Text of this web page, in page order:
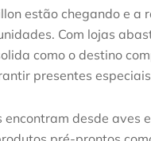
estão chegando e
Com lojas
como o destino
presentes
encontram desde